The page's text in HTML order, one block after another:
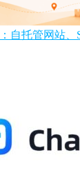
自托管网站